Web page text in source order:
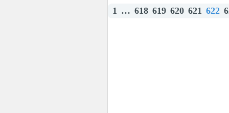
1 … 618 619 620 621 622